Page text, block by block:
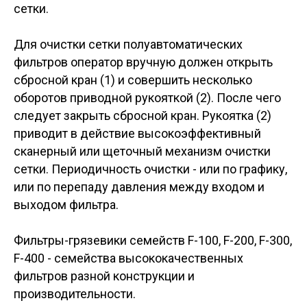
сетки.
Для очистки сетки полуавтоматических
фильтров оператор вручную должен открыть
сбросной кран (1) и совершить несколько
оборотов приводной рукояткой (2). После чего
следует закрыть сбросной кран. Рукоятка (2)
приводит в действие высокоэффективный
сканерный или щеточный механизм очистки
сетки. Периодичность очистки - или по графику,
или по перепаду давления между входом и
выходом фильтра.
Фильтры-грязевики семейств F-100, F-200, F-300,
F-400 - семейства высококачественных
фильтров разной конструкции и
производительности.